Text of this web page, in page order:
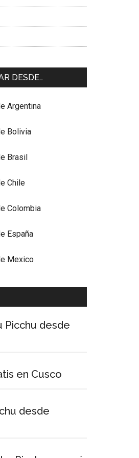
DESDE…
Argentina
Bolivia
Brasil
Chile
Colombia
España
Mexico
Picchu desde
en Cusco
desde